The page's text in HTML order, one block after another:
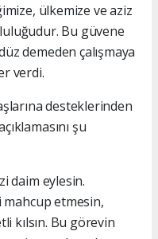
ülkemize ve aziz
Bu güvene
demeden çalışmaya
verdi.
desteklerinden
şu
daim eylesin.
mahcup etmesin,
kılsın. Bu görevin